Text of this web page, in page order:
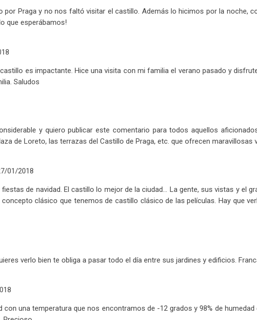
por Praga y no nos faltó visitar el castillo. Además lo hicimos por la noche,
que esperábamos!
es impactante. Hice una visita con mi familia el verano pasado y
Saludos
y quiero publicar este comentario para todos aquellos
de Loreto, las terrazas del Castillo de Praga, etc. que ofrecen maravillosas
01/2018
de navidad. El castillo lo mejor de la ciudad... La gente, sus vistas y el
clásico que tenemos de castillo clásico de las películas. Hay que
verlo bien te obliga a pasar todo el día entre sus jardines y edificios.
con una temperatura que nos encontramos de -12 grados y 98% de